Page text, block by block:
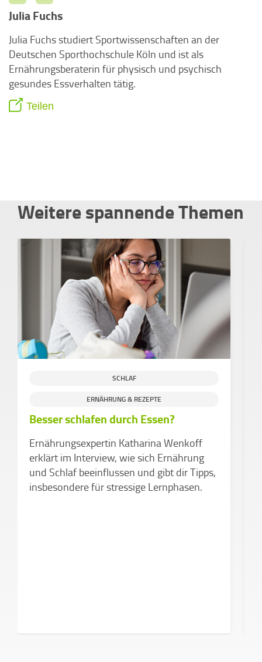
Julia Fuchs
Julia Fuchs studiert Sportwissenschaften an der
Deutschen Sporthochschule Köln und ist als
Ernährungsberaterin für physisch und psychisch
gesundes Essverhalten tätig.
Teilen
Weitere spannende Themen
SCHLAF
ERNÄHRUNG & REZEPTE
Besser schlafen durch Essen?
Ernährungsexpertin Katharina Wenkoff
erklärt im Interview, wie sich Ernährung
und Schlaf beeinflussen und gibt dir Tipps,
insbesondere für stressige Lernphasen.